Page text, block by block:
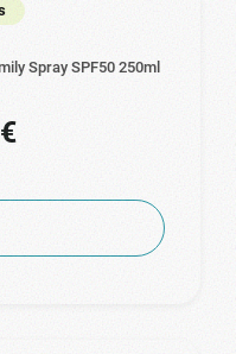
Spray SPF50 250ml